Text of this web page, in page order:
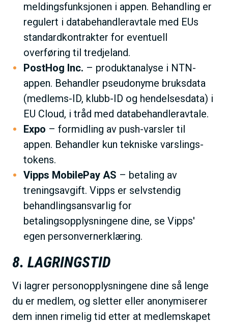
meldingsfunksjonen i appen. Behandling er
regulert i databehandleravtale med EUs
standardkontrakter for eventuell
overføring til tredjeland.
PostHog Inc. – produktanalyse i NTN-
appen. Behandler pseudonyme bruksdata
(medlems-ID, klubb-ID og hendelsesdata) i
EU Cloud, i tråd med databehandleravtale.
Expo – formidling av push-varsler til
appen. Behandler kun tekniske varslings-
tokens.
Vipps MobilePay AS – betaling av
treningsavgift. Vipps er selvstendig
behandlingsansvarlig for
betalingsopplysningene dine, se Vipps'
egen personvernerklæring.
8. LAGRINGSTID
Vi lagrer personopplysningene dine så lenge
du er medlem, og sletter eller anonymiserer
dem innen rimelig tid etter at medlemskapet